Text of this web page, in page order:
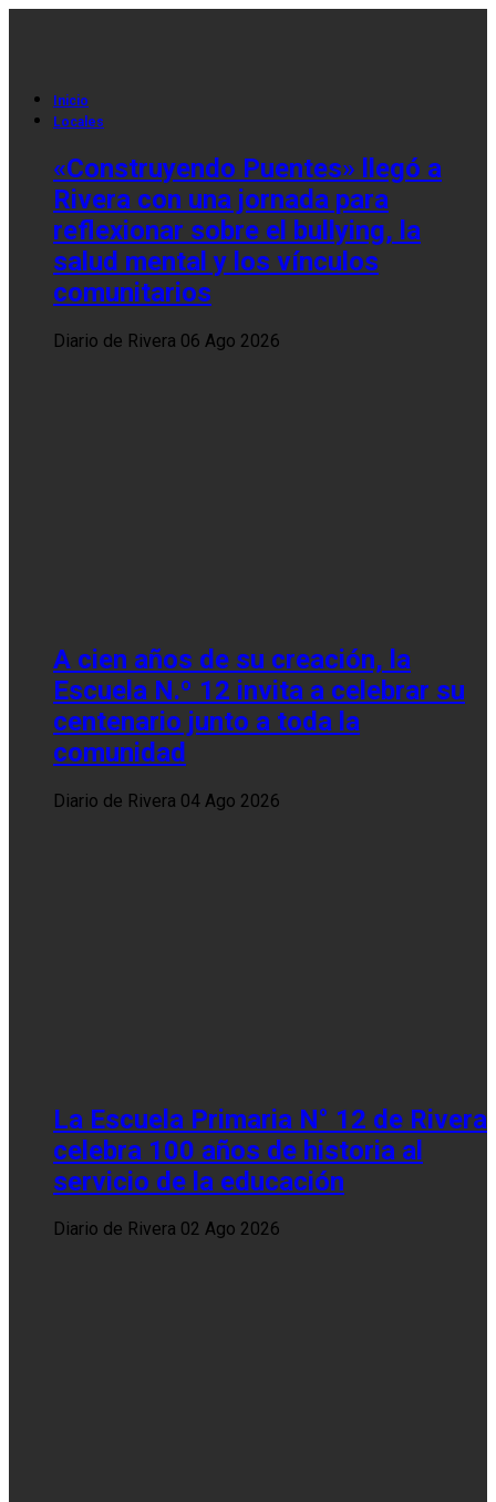
Inicio
Locales
«Construyendo Puentes» llegó a
Rivera con una jornada para
reflexionar sobre el bullying, la
salud mental y los vínculos
comunitarios
Diario de Rivera 06 Ago 2026
A cien años de su creación, la
Escuela N.º 12 invita a celebrar su
centenario junto a toda la
comunidad
Diario de Rivera 04 Ago 2026
La Escuela Primaria N° 12 de Rivera
celebra 100 años de historia al
servicio de la educación
Diario de Rivera 02 Ago 2026